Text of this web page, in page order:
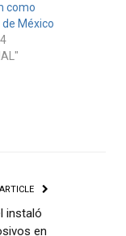
como
México
instaló
en